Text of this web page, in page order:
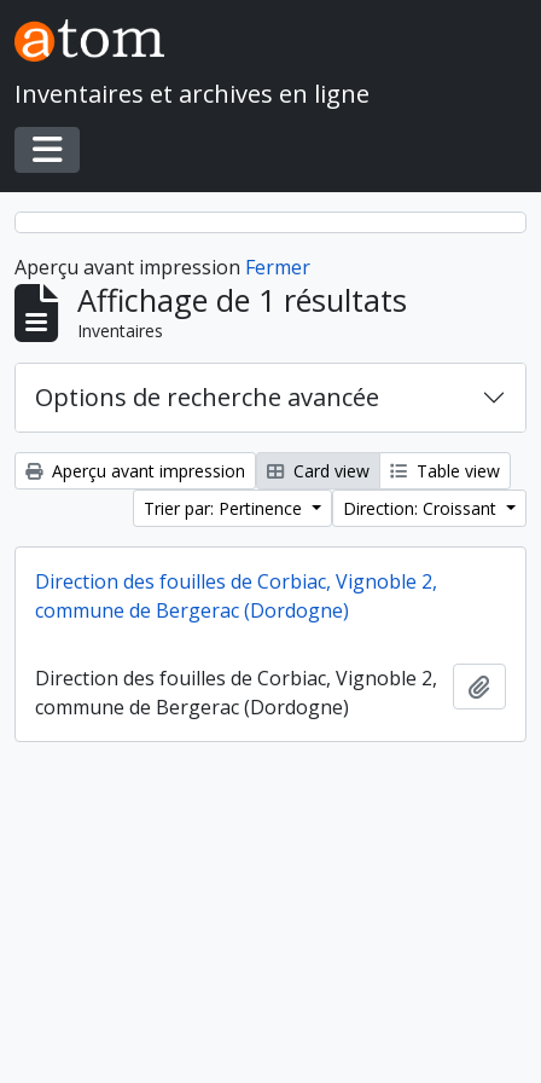
Skip to main content
Inventaires et archives en ligne
Toggle navigation
Aperçu avant impression Fermer
Affichage de 1 résultats
Inventaires
Options de recherche avancée
Aperçu avant impression Card view
Table view
Trier par: Pertinence
Direction: Croissant
Direction des fouilles de Corbiac, Vignoble 2,
commune de Bergerac (Dordogne)
Direction des fouilles de Corbiac, Vignoble 2,
commune de Bergerac (Dordogne)